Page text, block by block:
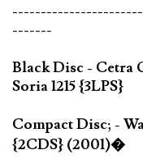
-------
Black Disc - Cetra
Soria 1215 {3LPS}
Compact Disc; -
{2CDS} (2001)�